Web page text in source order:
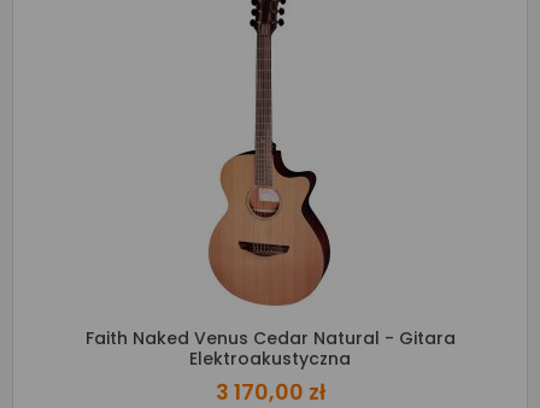
Faith Naked Venus Cedar Natural - Gitara
Elektroakustyczna
3 170,00 zł